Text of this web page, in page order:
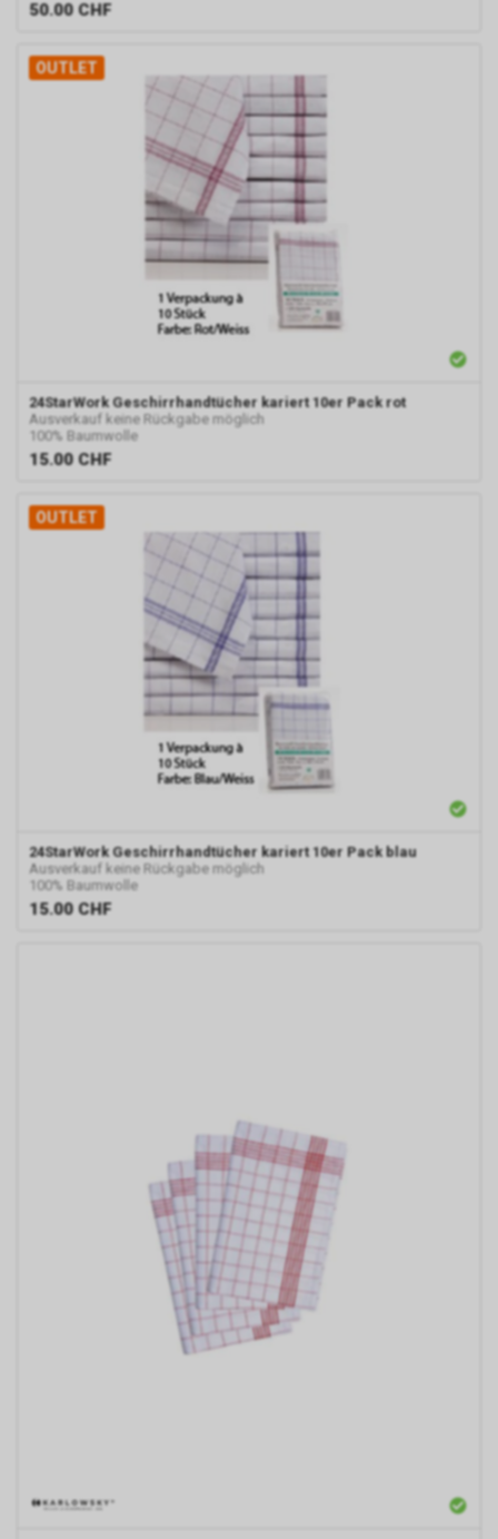
50.00 CHF
OUTLET
24StarWork Geschirrhandtücher kariert 10er Pack rot
Ausverkauf keine Rückgabe möglich
100% Baumwolle
15.00 CHF
OUTLET
24StarWork Geschirrhandtücher kariert 10er Pack blau
Ausverkauf keine Rückgabe möglich
100% Baumwolle
15.00 CHF